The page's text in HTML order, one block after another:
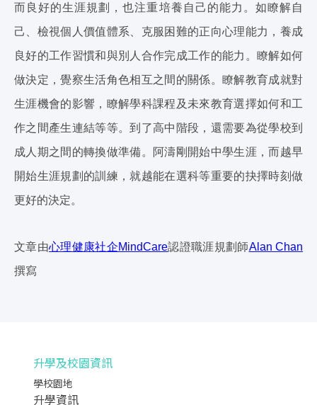
而良好的生涯規劃，也注重培養自己的能力。如瞭解自
己、檢視個人價值體系、克服困難的正向心理能力，養成
良好的工作習慣和與別人合作完成工作的能力。瞭解如何
做決定，覺察生活角色相互之間的關係。瞭解教育成就對
生涯機會的影響，瞭解學科課程及未來教育選擇如何和工
作之間產生連結等等。到了高中階段，還需要為從學校到
成人期之間的轉換做準備。阿濤剛開始中學生涯，而越早
開始生涯規劃的訓練，就越能在選科等重要的抉擇時刻做
更好的決定。
文章由心理健康社企MindCare認證職涯規劃師Alan Chan
撰寫
升學及校園資訊
學校園地
升學資訊